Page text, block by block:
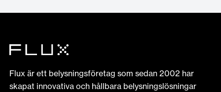
Flux är ett belysningsföretag som sedan 2002 har
skapat innovativa och hållbara belysningslösningar